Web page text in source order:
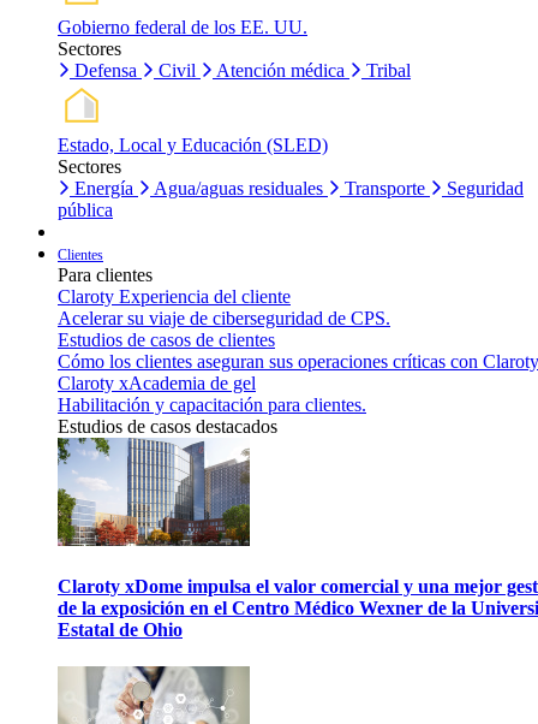
Gobierno federal de los EE. UU.
Sectores
Defensa
Civil Atención médica Tribal
Estado, Local y Educación (SLED)
Sectores
Energía
Agua/aguas residuales Transporte
Seguridad
pública
Clientes
Para clientes
Claroty Experiencia del cliente
Acelerar su viaje de ciberseguridad de CPS.
Estudios de casos de clientes
Cómo los clientes aseguran sus operaciones críticas con
Claroty xAcademia de gel
Habilitación y capacitación para clientes.
Estudios de casos destacados
Claroty xDome impulsa el valor comercial y una mejor
de la exposición en el Centro Médico Wexner de la
Estatal de Ohio